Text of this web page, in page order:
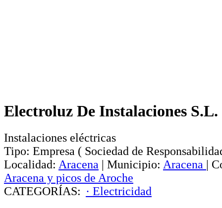
Electroluz De Instalaciones S.L.
Instalaciones eléctricas
Tipo: Empresa ( Sociedad de
Localidad: Aracena | Municipio: Aracena |
Aracena y picos de Aroche
CATEGORÍAS: · Electricidad